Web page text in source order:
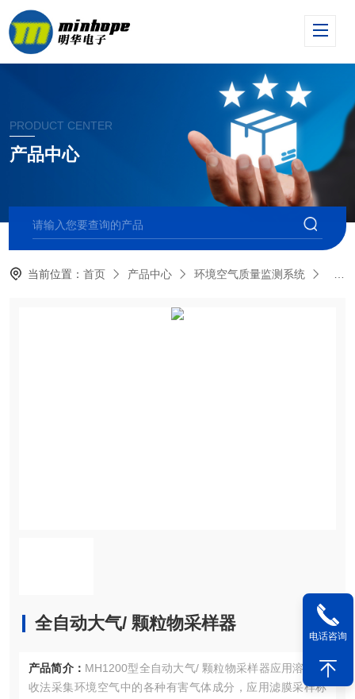
PRODUCT CENTER
产品中心
当前位置：首页 产品中心 环境空气质量监测系统
全自动大气/ 颗粒物采样器
产品简介： ​MH1200型全自动大气/ 颗粒物采样器应用溶液吸
收法采集环境空气中的各种有害气体成分，应用滤膜采样称
电话咨询